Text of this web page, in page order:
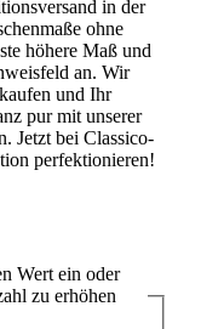
in der
ohne
höhere Maß und
an. Wir
und Ihr
pur mit unserer
Jetzt bei Classico-
perfektionieren!
Wert ein oder
zu erhöhen